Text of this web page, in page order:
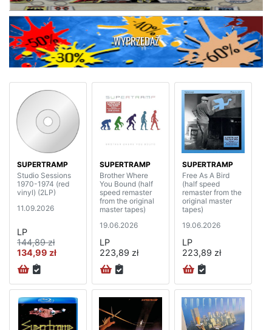
WYPRZEDAŻ
SUPERTRAMP
Studio Sessions
1970-1974 (red
vinyl) (2LP)
11.09.2026
LP
144,89 zł
134,99 zł
SUPERTRAMP
Brother Where
You Bound (half
speed remaster
from the original
master tapes)
19.06.2026
LP
223,89 zł
SUPERTRAMP
Free As A Bird
(half speed
remaster from the
original master
tapes)
19.06.2026
LP
223,89 zł